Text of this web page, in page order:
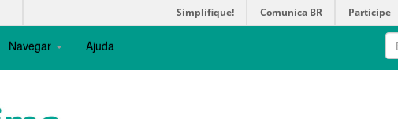
Simplifique! Comunica BR Participe
Navegar Ajuda